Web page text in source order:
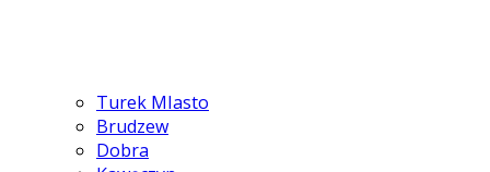
Turek MIasto
Brudzew
Dobra